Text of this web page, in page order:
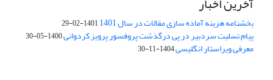
بخشنامه هزینه آماده سازی مقالات در سال 1401 1401-02-29
پیام تسلیت سردبیر در پی درگذشت پروفسور پرویز کردوانی1400-05-30
معرفی ویراستار انگلیسی1404-11-30